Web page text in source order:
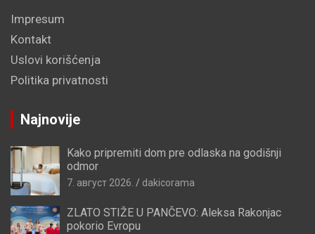
Impresum
Kontakt
Uslovi korišćenja
Politika privatnosti
Najnovije
Kako pripremiti dom pre odlaska na godišnji
odmor
7. август 2026. dakicorama
ZLATO STIŽE U PANČEVO: Aleksa Rakonjac
pokorio Evropu